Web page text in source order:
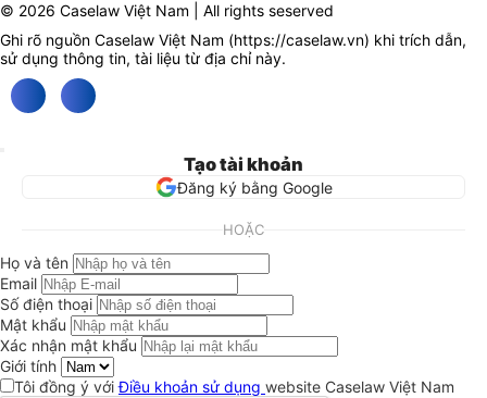
© 2026 Caselaw Việt Nam | All rights seserved
Ghi rõ nguồn Caselaw Việt Nam (https://caselaw.vn) khi trích dẫn,
sử dụng thông tin, tài liệu từ địa chỉ này.
Tạo tài khoản
Đăng ký bằng Google
HOẶC
Họ và tên
Email
Số điện thoại
Mật khẩu
Xác nhận mật khẩu
Giới tính
Tôi đồng ý vớiĐiều khoản sử dụng website Caselaw Việt Nam